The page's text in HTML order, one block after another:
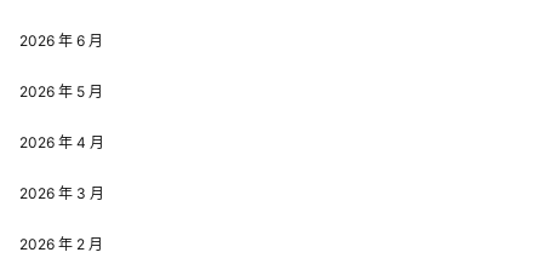
2026 年 6 月
2026 年 5 月
2026 年 4 月
2026 年 3 月
2026 年 2 月